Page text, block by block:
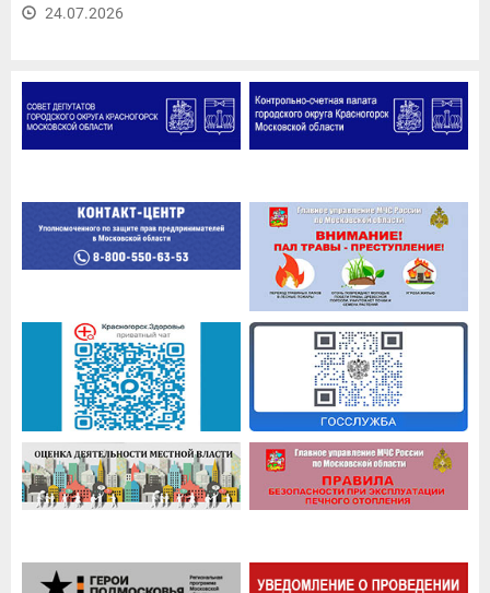
24.07.2026